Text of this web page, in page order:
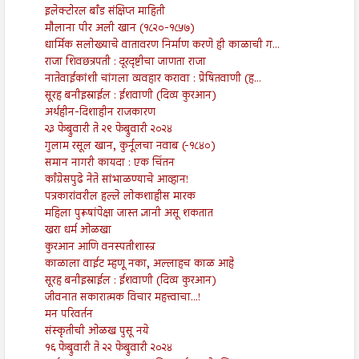
इलेक्टोरल बाँड संक्षिप्त माहिती
मौलाना पीर अली खान (१८२०-१८५७)
धार्मिक सलोख्याचे वातावरण निर्माण करणे ही काळाची ग...
राजा शिवछत्रपती : दूरदृष्टीचा जाणता राजा
नातेवाईकांशी चांगला व्यवहार करावा : प्रेषितवाणी (ह...
सूरह बनीइस्राईल : ईशवाणी (दिव्य कुरआन)
अर्थहीन-दिशाहीन राजकारण
२३ फेब्रुवारी ते २९ फेब्रुवारी २०२४
गुलाम रसूल खान, कुर्नूलचा नवाब (-१८४०)
समान नागरी कायदा : एक चिंतन
काँग्रेसपुढे नेते सांभाळण्याचे आव्हान!
पत्रकारांवरील हल्ले लोकशाहीस मारक
महिला पुरूषांपेक्षा जास्त ज्ञानी असू शकतात
खरा धर्म ओळखा
कुरआन आणि वनस्पतीशास्त्र
काळाला वाईट म्हणू नका, अल्लाहच काळ आहे
सूरह बनीइस्राईल : ईशवाणी (दिव्य कुरआन)
जीवनात सकारात्मक विचार महत्त्वाचा...!
मन परिवर्तन
संस्कृतीची ओळख पुसू नये
१६ फेब्रुवारी ते २२ फेब्रुवारी २०२४